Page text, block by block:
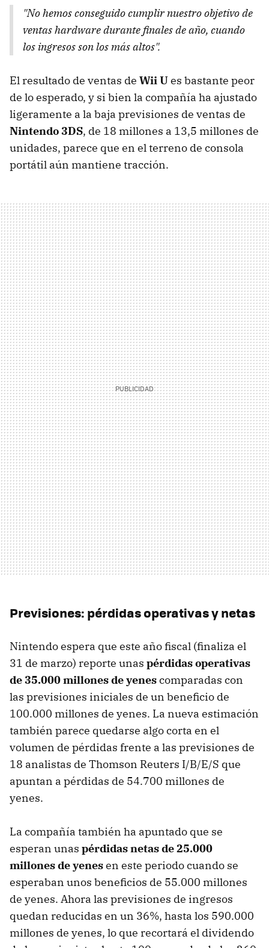
"No hemos conseguido cumplir nuestro objetivo de
ventas hardware durante finales de año, cuando
los ingresos son los más altos".
El resultado de ventas de Wii Ues bastante peor
de lo esperado, y si bien la compañía ha ajustado
ligeramente a la baja previsiones de ventas de
Nintendo 3DS, de 18 millones a 13,5 millones de
unidades, parece que en el terreno de consola
portátil aún mantiene tracción.
Previsiones: pérdidas operativas y netas
Nintendo espera que este año fiscal (finaliza el
31 de marzo) reporte unas pérdidas operativas
de 35.000 millones de yenescomparadas con
las previsiones iniciales de un beneficio de
100.000 millones de yenes. La nueva estimación
también parece quedarse algo corta en el
volumen de pérdidas frente a las previsiones de
18 analistas de Thomson Reuters I/B/E/S que
apuntan a pérdidas de 54.700 millones de
yenes.
La compañía también ha apuntado que se
esperan unas pérdidas netas de 25.000
millones de yenesen este periodo cuando se
esperaban unos beneficios de 55.000 millones
de yenes. Ahora las previsiones de ingresos
quedan reducidas en un 36%, hasta los 590.000
millones de yenes, lo que recortará el dividendo